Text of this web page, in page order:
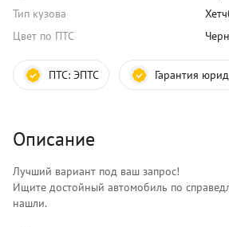
Тип кузова
Цвет по ПТС
ПТС: ЭПТС Гарантия
Описание
Лучший вариант под ваш запрос!
Ищите достойный автомобиль по
нашли.